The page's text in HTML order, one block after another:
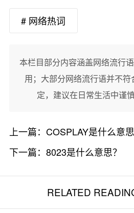
# 网络热词
本栏目部分内容涵盖网络流行
用；大部分网络流行语并不
定，建议在日常生活中谨
上一篇： COSPLAY是什么意思
下一篇： 8023是什么意思？
RELATED